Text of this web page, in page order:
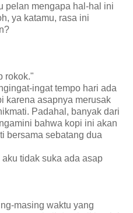
pelan mengapa hal-hal ini
ya katamu, rasa ini
rokok."
ingat tempo hari ada
karena asapnya merusak
Padahal, banyak dari
bahwa kopi ini akan
bersama sebatang dua
tidak suka ada asap
masing waktu yang